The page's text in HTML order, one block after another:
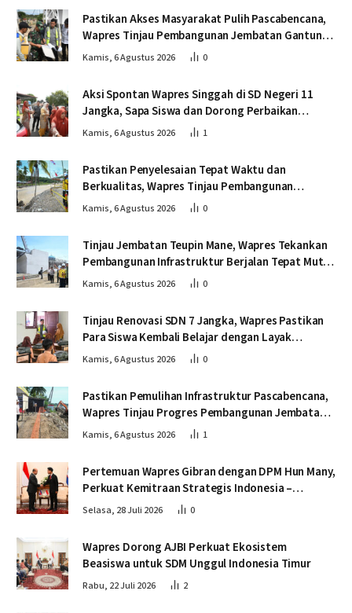
Pastikan Akses Masyarakat Pulih Pascabencana,
Wapres Tinjau Pembangunan Jembatan Gantung
Kendawi
Kamis, 6 Agustus 2026 0
Aksi Spontan Wapres Singgah di SD Negeri 11
Jangka, Sapa Siswa dan Dorong Perbaikan
Sekolah
Kamis, 6 Agustus 2026 1
Pastikan Penyelesaian Tepat Waktu dan
Berkualitas, Wapres Tinjau Pembangunan
Jembatan Lumut
Kamis, 6 Agustus 2026 0
Tinjau Jembatan Teupin Mane, Wapres Tekankan
Pembangunan Infrastruktur Berjalan Tepat Mutu
dan Tepat Waktu
Kamis, 6 Agustus 2026 0
Tinjau Renovasi SDN 7 Jangka, Wapres Pastikan
Para Siswa Kembali Belajar dengan Layak
Pascabencana
Kamis, 6 Agustus 2026 0
Pastikan Pemulihan Infrastruktur Pascabencana,
Wapres Tinjau Progres Pembangunan Jembatan
Krueng Tingkeum Bireuen
Kamis, 6 Agustus 2026 1
Pertemuan Wapres Gibran dengan DPM Hun Many,
Perkuat Kemitraan Strategis Indonesia –
Kamboja
Selasa, 28 Juli 2026 0
Wapres Dorong AJBI Perkuat Ekosistem
Beasiswa untuk SDM Unggul Indonesia Timur
Rabu, 22 Juli 2026 2